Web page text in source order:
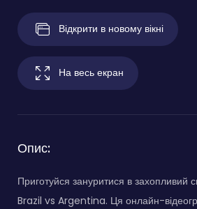
Відкрити в новому вікні
На весь екран
Опис:
Приготуйся зануритися в захопливий
Brazil vs Argentina. Ця онлайн-